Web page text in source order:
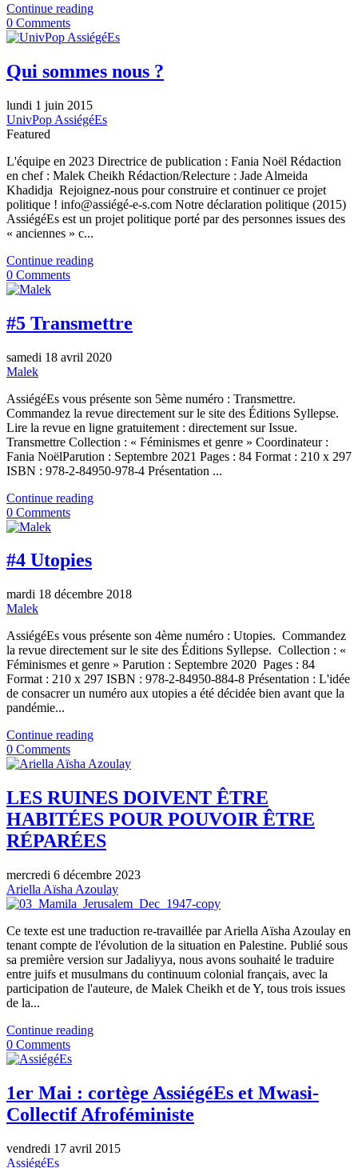
Continue reading
0 Comments
Qui sommes nous ?
lundi 1 juin 2015
UnivPop AssiégéEs
Featured
L'équipe en 2023 Directrice de publication : Fania Noël Rédaction
en chef : Malek Cheikh Rédaction/Relecture : Jade Almeida
Khadidja Rejoignez-nous pour construire et continuer ce projet
politique ! info@assiégé-e-s.com Notre déclaration politique (2015)
AssiégéEs est un projet politique porté par des personnes issues des
« anciennes » c...
Continue reading
0 Comments
#5 Transmettre
samedi 18 avril 2020
Malek
AssiégéEs vous présente son 5ème numéro : Transmettre.
Commandez la revue directement sur le site des Éditions Syllepse.
Lire la revue en ligne gratuitement : directement sur Issue.
Transmettre Collection : « Féminismes et genre » Coordinateur :
Fania NoëlParution : Septembre 2021 Pages : 84 Format : 210 x 297
ISBN : 978-2-84950-978-4 Présentation ...
Continue reading
0 Comments
#4 Utopies
mardi 18 décembre 2018
Malek
AssiégéEs vous présente son 4ème numéro : Utopies. Commandez
la revue directement sur le site des Éditions Syllepse. Collection : «
Féminismes et genre » Parution : Septembre 2020 Pages : 84
Format : 210 x 297 ISBN : 978-2-84950-884-8 Présentation : L'idée
de consacrer un numéro aux utopies a été décidée bien avant que la
pandémie...
Continue reading
0 Comments
LES RUINES DOIVENT ÊTRE
HABITÉES POUR POUVOIR ÊTRE
RÉPARÉES
mercredi 6 décembre 2023
Ariella Aïsha Azoulay
Ce texte est une traduction re-travaillée par Ariella Aïsha Azoulay en
tenant compte de l'évolution de la situation en Palestine. Publié sous
sa première version sur Jadaliyya, nous avons souhaité le traduire
entre juifs et musulmans du continuum colonial français, avec la
participation de l'auteure, de Malek Cheikh et de Y, tous trois issues
de la...
Continue reading
0 Comments
1er Mai : cortège AssiégéEs et Mwasi-
Collectif Afroféministe
vendredi 17 avril 2015
AssiégéEs